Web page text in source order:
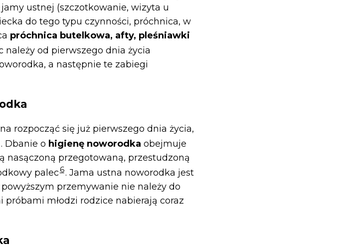
ustnej (szczotkowanie, wizyta u
do tego typu czynności, próchnica, w
próchnica butelkowa, afty, pleśniawki
należy od pierwszego dnia życia
a następnie te zabiegi
rozpocząć się już pierwszego dnia życia,
. Dbanie o higienę noworodka obejmuje
przegotowaną, przestudzoną
palec6. Jama ustna noworodka jest
przemywanie nie należy do
młodzi rodzice nabierają coraz